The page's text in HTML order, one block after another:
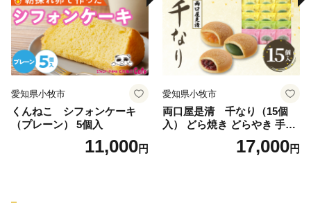
愛知県小牧市
くんねこ シフォンケーキ
（プレーン） 5個入
11,000円
愛知県小牧市
両口屋是清 千なり（15個
入） どら焼き どらやき 手土
産 お土産 土産 丹波大納言小
豆 抹茶 林檎 りんご 慶事 お
17,000円